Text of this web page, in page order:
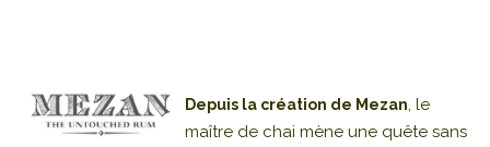
Depuis la création de Mezan, le
maître de chai mène une quête sans